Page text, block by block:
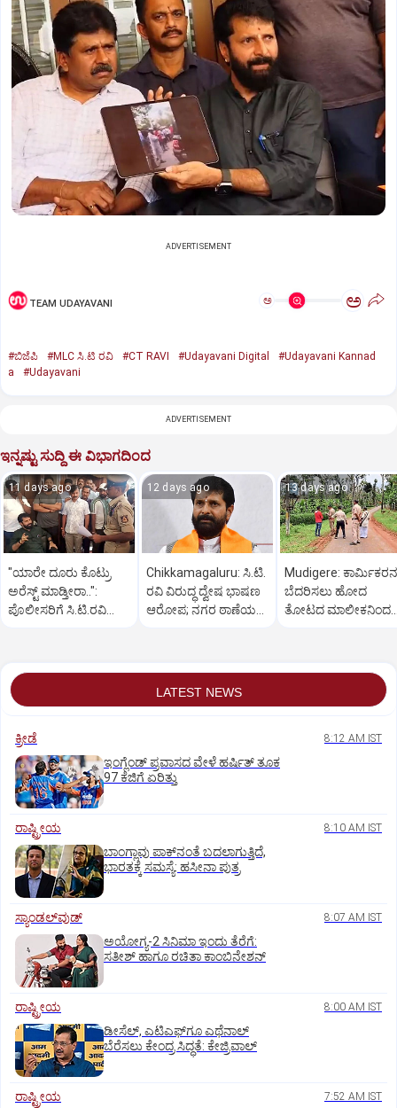
ADVERTISEMENT
TEAM UDAYAVANI ಅ ಅ
#ಬಿಜೆಪಿ #MLC ಸಿ.ಟಿ ರವಿ #CT RAVI #Udayavani Digital
#Udayavani Kannad
a
#Udayavani
ADVERTISEMENT
ಇನ್ನಷ್ಟು ಸುದ್ದಿ ಈ ವಿಭಾಗದಿಂದ
11 days ago
"ಯಾರೇ‌ ದೂರು ಕೊಟ್ರು
ಅರೆಸ್ಟ್ ಮಾಡ್ತೀರಾ..":
ಪೊಲೀಸರಿಗೆ ಸಿ.ಟಿ.ರವಿ
12 days ago
Chikkamagaluru: ಸಿ.ಟಿ.
ರವಿ ವಿರುದ್ಧ ದ್ವೇಷ ಭಾಷಣ
ಆರೋಪ; ನಗರ ಠಾಣೆಯಲ್ಲಿ
13 days ago
Mudigere:
ಬೆದರಿಸಲು ಹೋದ
ತೋಟದ ಮಾಲೀಕನಿಂದ
LATEST NEWS
ಕ್ರೀಡೆ 8:12 AM IST
ಇಂಗ್ಲೆಂಡ್‌ ಪ್ರವಾಸದ ವೇಳೆ ಹರ್ಷಿತ್‌ ತೂಕ
97 ಕೆಜಿಗೆ ಏರಿತ್ತು
ರಾಷ್ಟ್ರೀಯ 8:10 AM IST
ಬಾಂಗ್ಲಾವು ಪಾಕ್‌ನಂತೆ ಬದಲಾಗುತ್ತಿದೆ,
ಭಾರತಕ್ಕೆ ಸಮಸ್ಯೆ: ಹಸೀನಾ ಪುತ್ರ
ಸ್ಯಾಂಡಲ್‌ವುಡ್‌ 8:07 AM IST
ಅಯೋಗ್ಯ-2 ಸಿನಿಮಾ ಇಂದು ತೆರೆಗೆ:
ಸತೀಶ್‌ ಹಾಗೂ ರಚಿತಾ ಕಾಂಬಿನೇಶನ್‌
ರಾಷ್ಟ್ರೀಯ 8:00 AM IST
ಡೀಸೆಲ್‌, ಎಟಿಎಫ್‌ಗೂ ಎಥೆನಾಲ್‌
ಬೆರೆಸಲು ಕೇಂದ್ರ ಸಿದ್ಧತೆ: ಕೇಜ್ರಿವಾಲ್‌
ರಾಷ್ಟ್ರೀಯ 7:52 AM IST